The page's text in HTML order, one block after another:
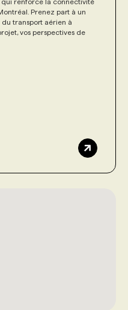
Prenez part à un
transport aérien à
vos perspectives de